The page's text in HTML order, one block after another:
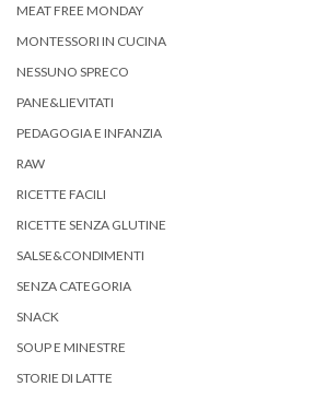
MEAT FREE MONDAY
MONTESSORI IN CUCINA
NESSUNO SPRECO
PANE&LIEVITATI
PEDAGOGIA E INFANZIA
RAW
RICETTE FACILI
RICETTE SENZA GLUTINE
SALSE&CONDIMENTI
SENZA CATEGORIA
SNACK
SOUP E MINESTRE
STORIE DI LATTE